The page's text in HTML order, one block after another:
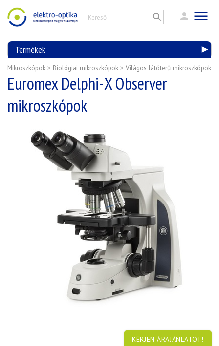
Termékek
Mikroszkópok > Biológiai mikroszkópok > Világos látóterű mikroszkópok
Euromex Delphi-X Observer
mikroszkópok
KÉRJEN ÁRAJÁNLATOT!